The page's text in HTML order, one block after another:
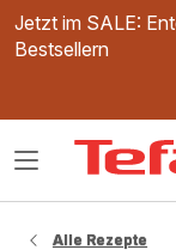
Jetzt im SALE:
Bestsellern
Das
Alle Rezepte